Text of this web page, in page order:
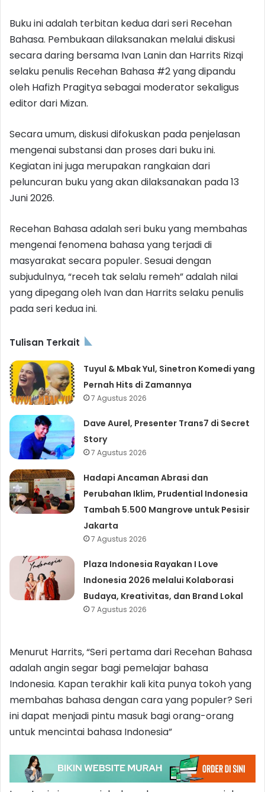
Buku ini adalah terbitan kedua dari seri Recehan
Bahasa. Pembukaan dilaksanakan melalui diskusi
secara daring bersama Ivan Lanin dan Harrits Rizqi
selaku penulis Recehan Bahasa #2 yang dipandu
oleh Hafizh Pragitya sebagai moderator sekaligus
editor dari Mizan.
Secara umum, diskusi difokuskan pada penjelasan
mengenai substansi dan proses dari buku ini.
Kegiatan ini juga merupakan rangkaian dari
peluncuran buku yang akan dilaksanakan pada 13
Juni 2026.
Recehan Bahasa adalah seri buku yang membahas
mengenai fenomena bahasa yang terjadi di
masyarakat secara populer. Sesuai dengan
subjudulnya, “receh tak selalu remeh” adalah nilai
yang dipegang oleh Ivan dan Harrits selaku penulis
pada seri kedua ini.
Tulisan Terkait
Tuyul & Mbak Yul, Sinetron Komedi yang
Pernah Hits di Zamannya
7 Agustus 2026
Dave Aurel, Presenter Trans7 di Secret
Story
7 Agustus 2026
Hadapi Ancaman Abrasi dan
Perubahan Iklim, Prudential Indonesia
Tambah 5.500 Mangrove untuk Pesisir
Jakarta
7 Agustus 2026
Plaza Indonesia Rayakan I Love
Indonesia 2026 melalui Kolaborasi
Budaya, Kreativitas, dan Brand Lokal
7 Agustus 2026
Menurut Harrits, “Seri pertama dari Recehan Bahasa
adalah angin segar bagi pemelajar bahasa
Indonesia. Kapan terakhir kali kita punya tokoh yang
membahas bahasa dengan cara yang populer? Seri
ini dapat menjadi pintu masuk bagi orang-orang
untuk mencintai bahasa Indonesia”